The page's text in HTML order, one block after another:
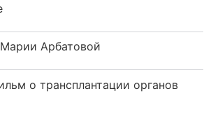
Арбатовой
о трансплантации органов